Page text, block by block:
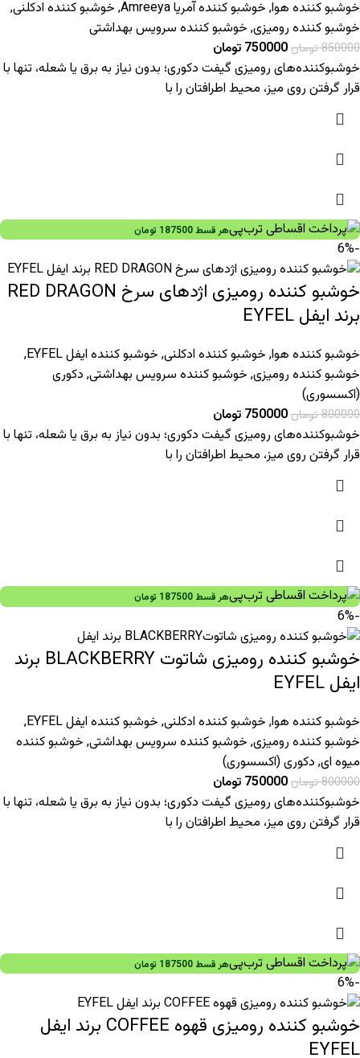
خوشبو کننده هوا, خوشبو کننده آمریا Amreeya , خوشبو کننده ادکلنی,
خوشبو کننده رومیزی, خوشبو کننده سرویس بهداشتی
850000تومان750000 تومان
خوشبوکننده‌های رومیزی گیفت دکوری؛ بدون نیاز به برق یا شعله، تنها با
قرار گرفتن روی میز، محیط اطرافتان را با
هر قسط 187500 تومان
-6%
خوشبو کننده رومیزی اژدهای سرخ RED DRAGON
برند ایفل EYFEL
خوشبو کننده هوا, خوشبو کننده ادکلنی, خوشبو کننده ایفل EYFEL
,
خوشبو کننده رومیزی, خوشبو کننده سرویس بهداشتی, دکوری
(اکسسوری)
800000تومان750000 تومان
خوشبوکننده‌های رومیزی گیفت دکوری؛ بدون نیاز به برق یا شعله، تنها با
قرار گرفتن روی میز، محیط اطرافتان را با
هر قسط 187500 تومان
-6%
خوشبو کننده رومیزی شاتوت BLACKBERRY برند
ایفل EYFEL
خوشبو کننده هوا, خوشبو کننده ادکلنی, خوشبو کننده ایفل EYFEL
,
خوشبو کننده رومیزی, خوشبو کننده سرویس بهداشتی, خوشبو کننده
میوه ای, دکوری (اکسسوری)
800000تومان750000 تومان
خوشبوکننده‌های رومیزی گیفت دکوری؛ بدون نیاز به برق یا شعله، تنها با
قرار گرفتن روی میز، محیط اطرافتان را با
هر قسط 187500 تومان
-6%
خوشبو کننده رومیزی قهوه COFFEE برند ایفل
EYFEL